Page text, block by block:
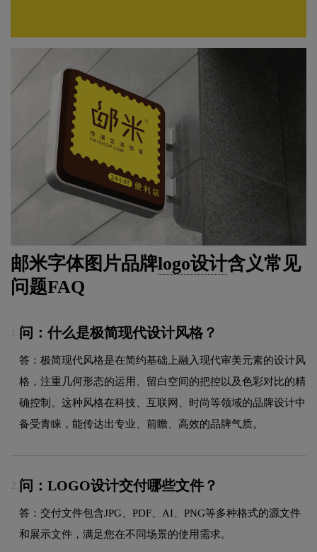
邮米字体图片品牌logo设计含义常见
问题FAQ
问：什么是极简现代设计风格？
答：极简现代风格是在简约基础上融入现代审美元素的设计风
格，注重几何形态的运用、留白空间的把控以及色彩对比的精
确控制。这种风格在科技、互联网、时尚等领域的品牌设计中
备受青睐，能传达出专业、前瞻、高效的品牌气质。
2. 问：LOGO设计交付哪些文件？
答：交付文件包含JPG、PDF、AI、PNG等多种格式的源文件
和展示文件，满足您在不同场景的使用需求。